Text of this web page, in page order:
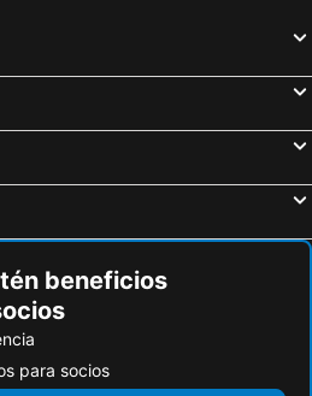
beneficios
para socios